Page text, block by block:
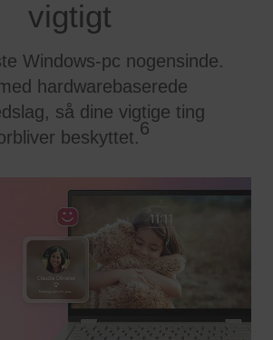
vigtigt
Windows-pc nogensinde.
hardwarebaserede
så dine vigtige ting
beskyttet.6